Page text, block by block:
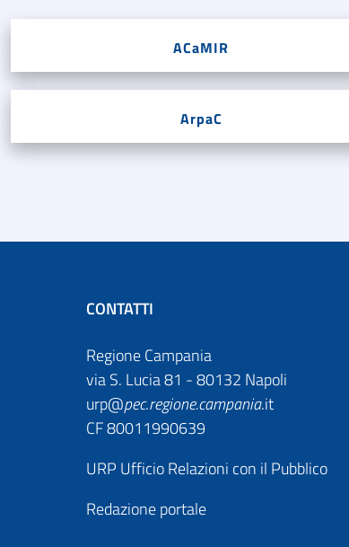
ACaMIR
ArpaC
CONTATTI
Regione Campania
via S. Lucia 81 - 80132 Napoli
urp@pec.regione.campania.it
CF 80011990639
URP Ufficio Relazioni con il Pubblico
Redazione portale